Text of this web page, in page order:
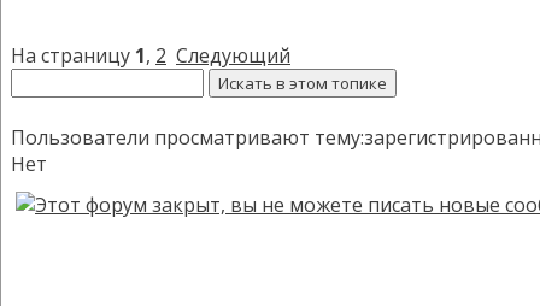
На страницу 1, 2 Следующий
Пользователи просматривают
Нет